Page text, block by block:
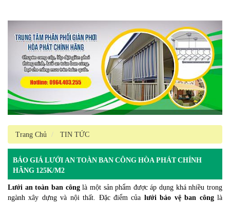
Trang Chủ TIN TỨC
BÁO GIÁ LƯỚI AN TOÀN BAN CÔNG HÒA PHÁT CHÍNH
HÃNG 125K/M2
Lưới an toàn ban cônglà một sản phẩm được áp dụng khá nhiều trong
ngành xây dựng và nội thất. Đặc điểm của lưới bảo vệ ban cônglà